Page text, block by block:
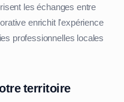
les échanges entre
enrichit l'expérience
professionnelles locales
territoire